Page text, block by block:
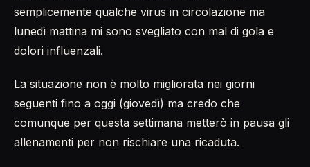
semplicemente qualche virus in circolazione ma
lunedì mattina mi sono svegliato con mal di gola e
dolori influenzali.
La situazione non è molto migliorata nei giorni
seguenti fino a oggi (giovedì) ma credo che
comunque per questa settimana metterò in pausa gli
allenamenti per non rischiare una ricaduta.